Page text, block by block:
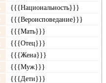
{{{Национальность}}}
{{{Вероисповедание}}}
{{{Мать}}}
{{{Отец}}}
{{{Жена}}}
{{{Муж}}}
{{{Дети}}}